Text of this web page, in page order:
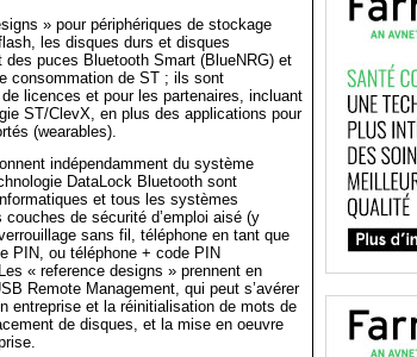
» pour périphériques de stockage
les disques durs et disques
puces Bluetooth Smart (BlueNRG) et
consommation de ST ; ils sont
licences et pour les partenaires, incluant
ST/ClevX, en plus des applications pour
(wearables).
indépendamment du système
DataLock Bluetooth sont
et tous les systèmes
de sécurité d’emploi aisé (y
sans fil, téléphone en tant que
PIN, ou téléphone + code PIN
« reference designs » prennent en
Remote Management, qui peut s’avérer
entreprise et la réinitialisation de mots de
de disques, et la mise en oeuvre